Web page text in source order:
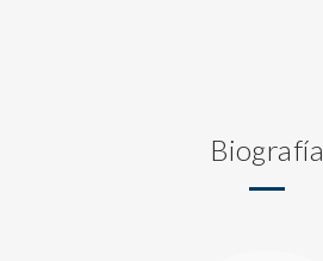
Biografía